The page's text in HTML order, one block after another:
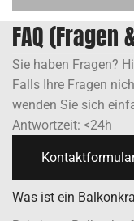
FAQ
Sie haben Fragen?
Falls Ihre Fragen
wenden Sie sich
Antwortzeit: <24h
Was ist ein